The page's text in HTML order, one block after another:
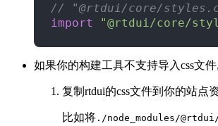
// "@rtdui/core/styles.css"
import
"@rtdui/core/
如果你的构建工具不支持导入css文
复制rtdui的css文件到你的站点
比如将 ./node_modules/